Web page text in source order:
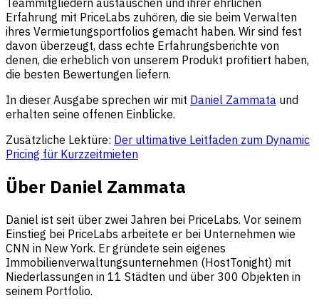
Erfahrung mit PriceLabs zuhören, die sie beim Verwalten
ihres Vermietungsportfolios gemacht haben. Wir sind fest
davon überzeugt, dass echte Erfahrungsberichte von
denen, die erheblich von unserem Produkt profitiert haben,
die besten Bewertungen liefern.
In dieser Ausgabe sprechen wir mit Daniel Zammata und
erhalten seine offenen Einblicke.
Zusätzliche Lektüre: Der ultimative Leitfaden zum Dynamic
Pricing für Kurzzeitmieten
Über Daniel Zammata
Daniel ist seit über zwei Jahren bei PriceLabs. Vor seinem
Einstieg bei PriceLabs arbeitete er bei Unternehmen wie
CNN in New York. Er gründete sein eigenes
Immobilienverwaltungsunternehmen (HostTonight) mit
Niederlassungen in 11 Städten und über 300 Objekten in
seinem Portfolio.